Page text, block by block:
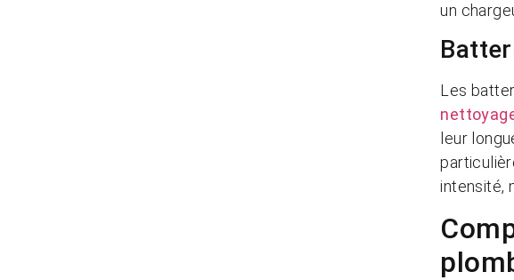
un
Les
leur
intensité,